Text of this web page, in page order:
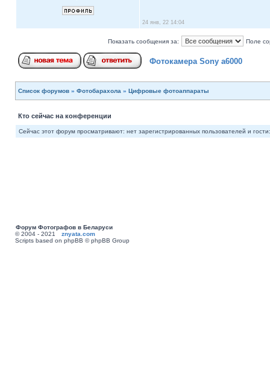
24 янв, 22 14:04
Показать сообщения за: Поле
Фотокамера Sony a6000
Список форумов » Фотобарахола » Цифровые фотоаппараты
Кто сейчас на конференции
Сейчас этот форум просматривают: нет зарегистрированных пользователей и
Форум Фотографов в Беларуси
© 2004 - 2021 znyata.com
Scripts based on phpBB © phpBB Group